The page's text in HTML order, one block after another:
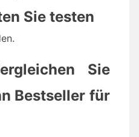
Sie testen
Sie
Bestseller für